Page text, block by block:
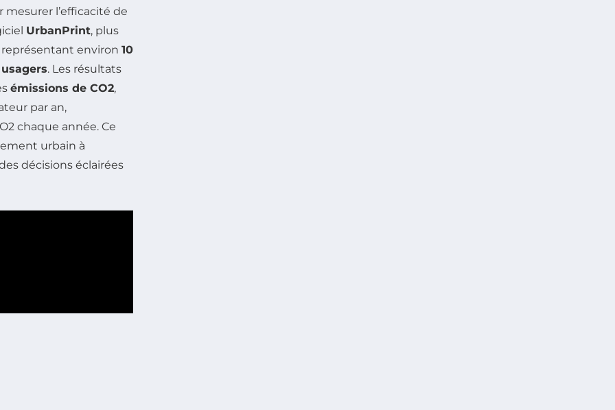
l’efficacité de
UrbanPrint, plus
représentant environ 10
. Les résultats
émissions de CO2,
par an,
chaque année. Ce
urbain à
décisions éclairées